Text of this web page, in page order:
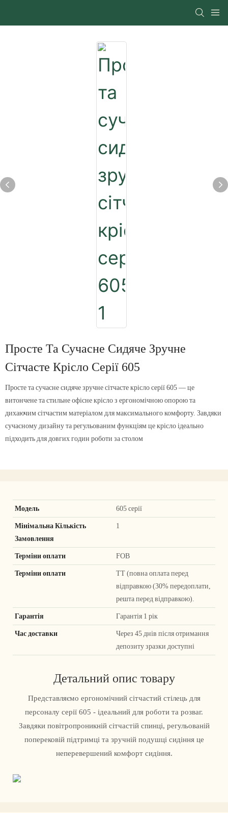
Просте Та Сучасне Сидяче Зручне
Сітчасте Крісло Серії 605
Просте та сучасне сидяче зручне сітчасте крісло серії 605 — це
витончене та стильне офісне крісло з ергономічною опорою та
дихаючим сітчастим матеріалом для максимального комфорту. Завдяки
сучасному дизайну та регульованим функціям це крісло ідеально
підходить для довгих годин роботи за столом
Модель 605 серії
Мінімальна Кількість
Замовлення
1
Терміни оплати FOB
Терміни оплати
ТТ (повна оплата перед
відправкою (30% передоплати,
решта перед відправкою).
Гарантія Гарантія 1 рік
Час доставки
Через 45 днів після отримання
депозиту зразки доступні
Детальний опис товару
Представляємо ергономічний сітчастий стілець для
персоналу серії 605 - ідеальний для роботи та розваг.
Завдяки повітропроникній сітчастій спинці, регульованій
поперековій підтримці та зручній подушці сидіння це
неперевершений комфорт сидіння.